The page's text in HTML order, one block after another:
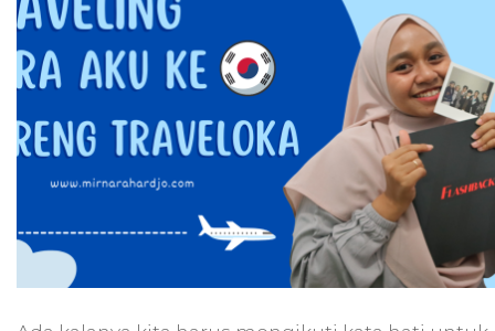
Korea
Bareng
Traveloka